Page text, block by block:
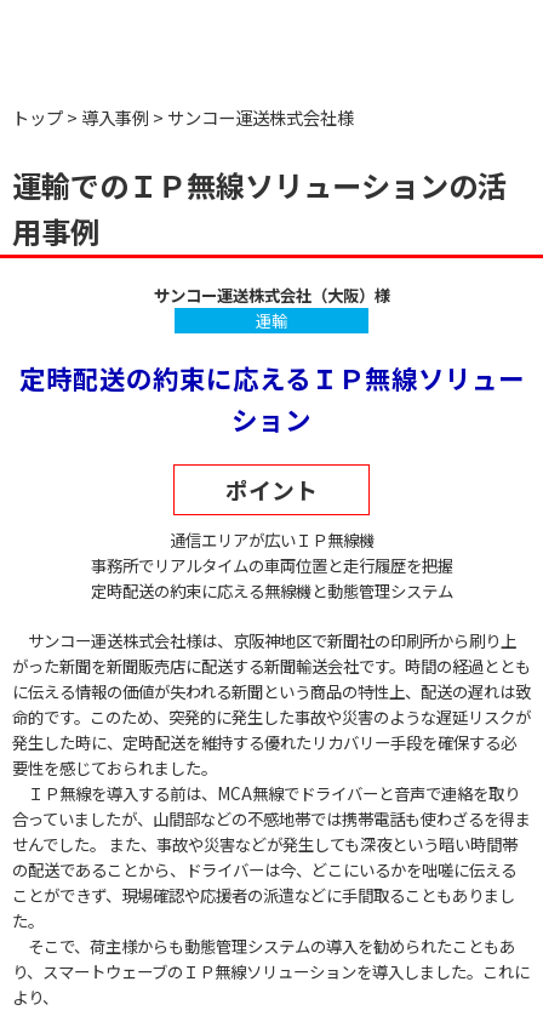
トップ 導入事例 サンコー運送株式会社様
運輸でのＩＰ無線ソリューションの活
用事例
サンコー運送株式会社（大阪）様
運輸
定時配送の約束に応えるＩＰ無線ソリュー
ション
ポイント
通信エリアが広いＩＰ無線機
事務所でリアルタイムの車両位置と走行履歴を把握
定時配送の約束に応える無線機と動態管理システム
サンコー運送株式会社様は、京阪神地区で新聞社の印刷所から刷り上
がった新聞を新聞販売店に配送する新聞輸送会社です。時間の経過ととも
に伝える情報の価値が失われる新聞という商品の特性上、配送の遅れは致
命的です。このため、突発的に発生した事故や災害のような遅延リスクが
発生した時に、定時配送を維持する優れたリカバリー手段を確保する必
要性を感じておられました。
ＩＰ無線を導入する前は、MCA無線でドライバーと音声で連絡を取り
合っていましたが、山間部などの不感地帯では携帯電話も使わざるを得ま
せんでした。 また、事故や災害などが発生しても深夜という暗い時間帯
の配送であることから、ドライバーは今、どこにいるかを咄嗟に伝える
ことができず、現場確認や応援者の派遣などに手間取ることもありまし
た。
そこで、荷主様からも動態管理システムの導入を勧められたこともあ
り、スマートウェーブのＩＰ無線ソリューションを導入しました。これに
より、